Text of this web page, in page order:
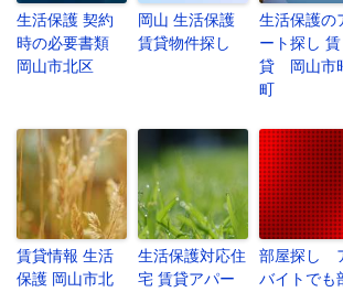
生活保護 契約
時の必要書類
岡山市北区
岡山 生活保護
賃貸物件探し
生活保護の
ート探し 賃
貸 岡山市
町
賃貸情報 生活
保護 岡山市北
生活保護対応住
宅 賃貸アパー
部屋探し
バイトでも